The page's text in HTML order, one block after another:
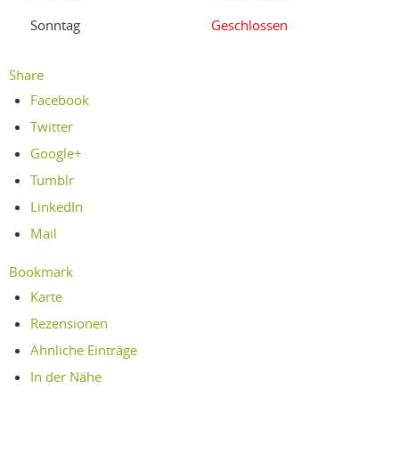
Sonntag
Geschlossen
Share
Facebook
Twitter
Google+
Tumblr
LinkedIn
Mail
Bookmark
Karte
Rezensionen
Ähnliche Einträge
In der Nähe